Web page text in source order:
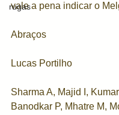
rugas
vale a pena indicar o
Abraços
Lucas Portilho
Sharma A, Majid I,
Banodkar P, Mhatre M,